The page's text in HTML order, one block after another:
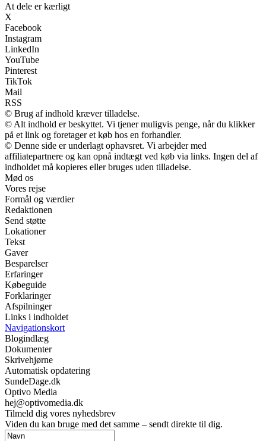
At dele er kærligt
X
Facebook
Instagram
LinkedIn
YouTube
Pinterest
TikTok
Mail
RSS
© Brug af indhold kræver tilladelse.
© Alt indhold er beskyttet. Vi tjener muligvis penge, når du klikker
på et link og foretager et køb hos en forhandler.
© Denne side er underlagt ophavsret. Vi arbejder med
affiliatepartnere og kan opnå indtægt ved køb via links. Ingen del af
indholdet må kopieres eller bruges uden tilladelse.
Mød os
Vores rejse
Formål og værdier
Redaktionen
Send støtte
Lokationer
Tekst
Gaver
Besparelser
Erfaringer
Købeguide
Forklaringer
Afspilninger
Links i indholdet
Navigationskort
Blogindlæg
Dokumenter
Skrivehjørne
Automatisk opdatering
SundeDage.dk
Optivo Media
hej@optivomedia.dk
Tilmeld dig vores nyhedsbrev
Viden du kan bruge med det samme – sendt direkte til dig.